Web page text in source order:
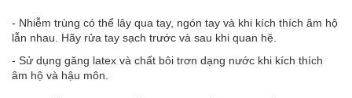
- Nhiễm trùng có thể lây qua tay, ngón tay và khi kích thích âm hộ
lẫn nhau. Hãy rửa tay sạch trước và sau khi quan hệ.
- Sử dụng găng latex và chất bôi trơn dạng nước khi kích thích
âm hộ và hậu môn.